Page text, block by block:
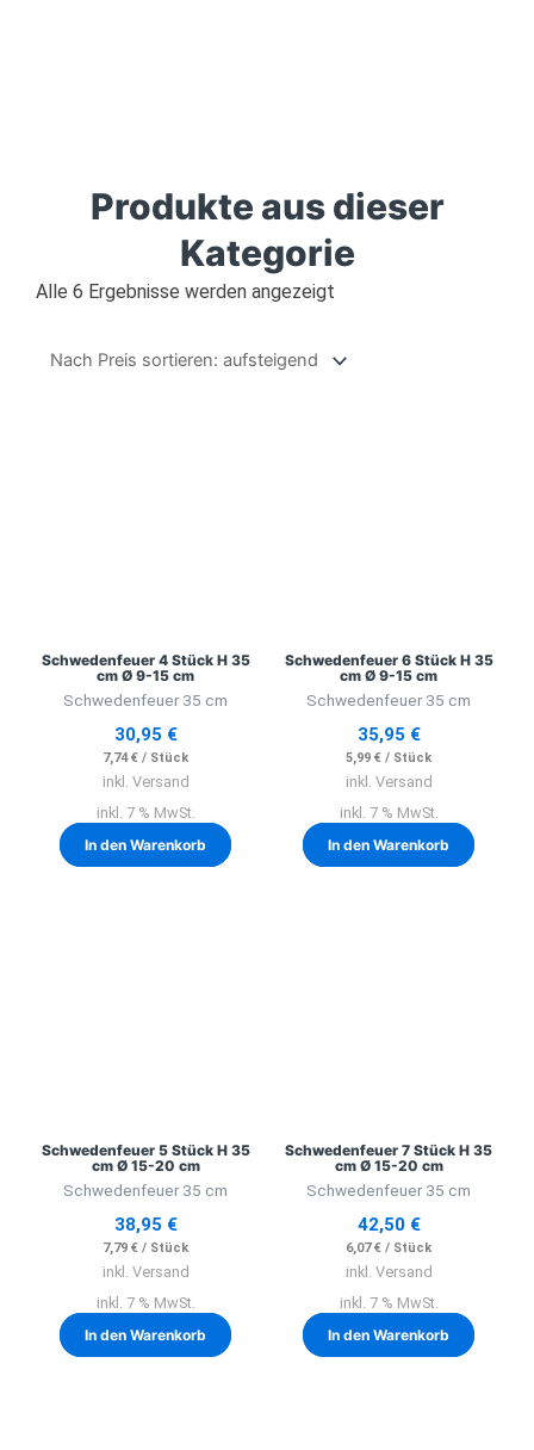
Produkte aus dieser
Kategorie
Alle 6 Ergebnisse werden angezeigt
sortiert:
Schwedenfeuer 4 Stück H 35
cm Ø 9-15 cm
Schwedenfeuer 35 cm
30,95 €
7,74€ / Stück
inkl. Versand
inkl. 7 % MwSt.
In den Warenkorb
Schwedenfeuer 6 Stück H 35
cm Ø 9-15 cm
Schwedenfeuer 35 cm
35,95 €
5,99 € / Stück
inkl. Versand
inkl. 7 % MwSt.
In den Warenkorb
Schwedenfeuer 5 Stück H 35
cm Ø 15-20 cm
Schwedenfeuer 35 cm
38,95 €
7,79 € / Stück
inkl. Versand
inkl. 7 % MwSt.
In den Warenkorb
Schwedenfeuer 7 Stück H 35
cm Ø 15-20 cm
Schwedenfeuer 35 cm
42,50 €
6,07€ / Stück
inkl. Versand
inkl. 7 % MwSt.
In den Warenkorb